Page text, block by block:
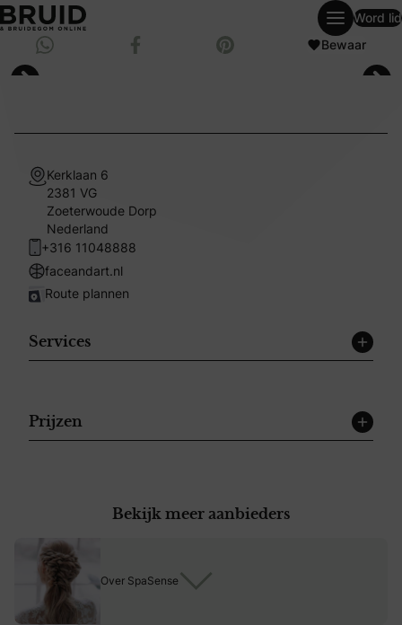
weddingpagesingle
Word lid
Deel via WhatsappDeel op FacebookBewaar op Pinterest
Bewaar
Kerklaan 6
2381 VG
Zoeterwoude Dorp
Nederland
+316 11048888
faceandart.nl
Route plannen
Services
Prijzen
Bekijk meer aanbieders
Over SpaSense